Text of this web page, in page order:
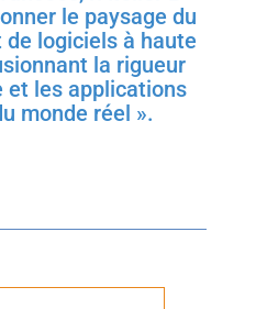
le paysage du
logiciels à haute
la rigueur
et les applications
monde réel ».